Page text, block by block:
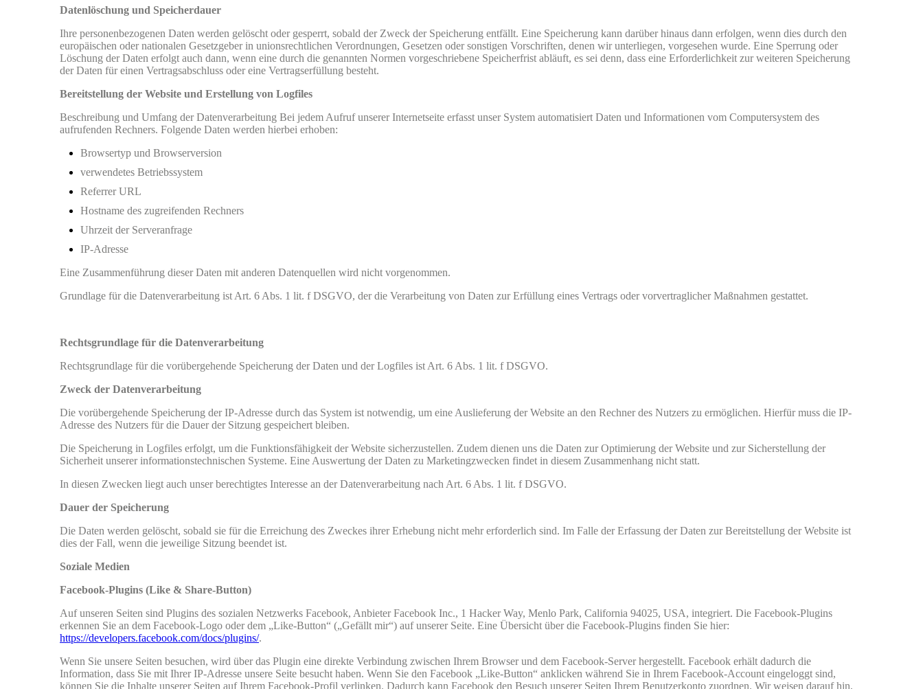
Datenlöschung und Speicherdauer
Ihre personenbezogenen Daten werden gelöscht oder gesperrt, sobald der Zweck der Speicherung entfällt. Eine Speicherung kann darüber hinaus dann erfolgen, wenn dies durch den
europäischen oder nationalen Gesetzgeber in unionsrechtlichen Verordnungen, Gesetzen oder sonstigen Vorschriften, denen wir unterliegen, vorgesehen wurde. Eine Sperrung oder
Löschung der Daten erfolgt auch dann, wenn eine durch die genannten Normen vorgeschriebene Speicherfrist abläuft, es sei denn, dass eine Erforderlichkeit zur weiteren Speicherung
der Daten für einen Vertragsabschluss oder eine Vertragserfüllung besteht.
Bereitstellung der Website und Erstellung von Logfiles
Beschreibung und Umfang der Datenverarbeitung Bei jedem Aufruf unserer Internetseite erfasst unser System automatisiert Daten und Informationen vom Computersystem des
aufrufenden Rechners. Folgende Daten werden hierbei erhoben:
Browsertyp und Browserversion
verwendetes Betriebssystem
Referrer URL
Hostname des zugreifenden Rechners
Uhrzeit der Serveranfrage
IP-Adresse
Eine Zusammenführung dieser Daten mit anderen Datenquellen wird nicht vorgenommen.
Grundlage für die Datenverarbeitung ist Art. 6 Abs. 1 lit. f DSGVO, der die Verarbeitung von Daten zur Erfüllung eines Vertrags oder vorvertraglicher Maßnahmen gestattet.
Rechtsgrundlage für die Datenverarbeitung
Rechtsgrundlage für die vorübergehende Speicherung der Daten und der Logfiles ist Art. 6 Abs. 1 lit. f DSGVO.
Zweck der Datenverarbeitung
Die vorübergehende Speicherung der IP-Adresse durch das System ist notwendig, um eine Auslieferung der Website an den Rechner des Nutzers zu ermöglichen. Hierfür muss die IP-
Adresse des Nutzers für die Dauer der Sitzung gespeichert bleiben.
Die Speicherung in Logfiles erfolgt, um die Funktionsfähigkeit der Website sicherzustellen. Zudem dienen uns die Daten zur Optimierung der Website und zur Sicherstellung der
Sicherheit unserer informationstechnischen Systeme. Eine Auswertung der Daten zu Marketingzwecken findet in diesem Zusammenhang nicht statt.
In diesen Zwecken liegt auch unser berechtigtes Interesse an der Datenverarbeitung nach Art. 6 Abs. 1 lit. f DSGVO.
Dauer der Speicherung
Die Daten werden gelöscht, sobald sie für die Erreichung des Zweckes ihrer Erhebung nicht mehr erforderlich sind. Im Falle der Erfassung der Daten zur Bereitstellung der Website ist
dies der Fall, wenn die jeweilige Sitzung beendet ist.
Soziale Medien
Facebook-Plugins (Like & Share-Button)
Auf unseren Seiten sind Plugins des sozialen Netzwerks Facebook, Anbieter Facebook Inc., 1 Hacker Way, Menlo Park, California 94025, USA, integriert. Die Facebook-Plugins
erkennen Sie an dem Facebook-Logo oder dem „Like-Button“ („Gefällt mir“) auf unserer Seite. Eine Übersicht über die Facebook-Plugins finden Sie hier:
https://developers.facebook.com/docs/plugins/.
Wenn Sie unsere Seiten besuchen, wird über das Plugin eine direkte Verbindung zwischen Ihrem Browser und dem Facebook-Server hergestellt. Facebook erhält dadurch die
Information, dass Sie mit Ihrer IP-Adresse unsere Seite besucht haben. Wenn Sie den Facebook „Like-Button“ anklicken während Sie in Ihrem Facebook-Account eingeloggt sind,
können Sie die Inhalte unserer Seiten auf Ihrem Facebook-Profil verlinken. Dadurch kann Facebook den Besuch unserer Seiten Ihrem Benutzerkonto zuordnen. Wir weisen darauf hin,